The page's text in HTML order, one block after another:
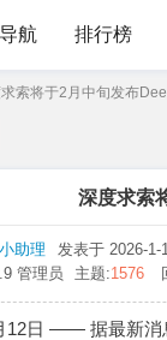
航 排行榜
索将于2月中旬发布
深度求索
助理 发表于 2026-1-
管理员
主题:1576
12日 —— 据最新消